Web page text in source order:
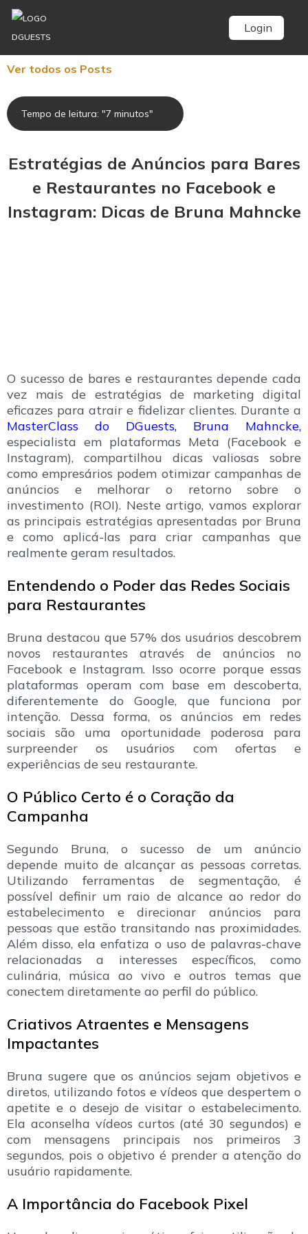
Login
Ver todos os Posts
Tempo de leitura: "7 minutos"
Estratégias de Anúncios para Bares
e Restaurantes no Facebook e
Instagram: Dicas de Bruna Mahncke
O sucesso de bares e restaurantes depende cada
vez mais de estratégias de marketing digital
eficazes para atrair e fidelizar clientes. Durante a
MasterClass do DGuests, Bruna Mahncke,
especialista em plataformas Meta (Facebook e
Instagram), compartilhou dicas valiosas sobre
como empresários podem otimizar campanhas de
anúncios e melhorar o retorno sobre o
investimento (ROI). Neste artigo, vamos explorar
as principais estratégias apresentadas por Bruna
e como aplicá-las para criar campanhas que
realmente geram resultados.
Entendendo o Poder das Redes Sociais
para Restaurantes
Bruna destacou que 57% dos usuários descobrem
novos restaurantes através de anúncios no
Facebook e Instagram. Isso ocorre porque essas
plataformas operam com base em descoberta,
diferentemente do Google, que funciona por
intenção. Dessa forma, os anúncios em redes
sociais são uma oportunidade poderosa para
surpreender os usuários com ofertas e
experiências de seu restaurante.
O Público Certo é o Coração da
Campanha
Segundo Bruna, o sucesso de um anúncio
depende muito de alcançar as pessoas corretas.
Utilizando ferramentas de segmentação, é
possível definir um raio de alcance ao redor do
estabelecimento e direcionar anúncios para
pessoas que estão transitando nas proximidades.
Além disso, ela enfatiza o uso de palavras-chave
relacionadas a interesses específicos, como
culinária, música ao vivo e outros temas que
conectem diretamente ao perfil do público.
Criativos Atraentes e Mensagens
Impactantes
Bruna sugere que os anúncios sejam objetivos e
diretos, utilizando fotos e vídeos que despertem o
apetite e o desejo de visitar o estabelecimento.
Ela aconselha vídeos curtos (até 30 segundos) e
com mensagens principais nos primeiros 3
segundos, pois o objetivo é prender a atenção do
usuário rapidamente.
A Importância do Facebook Pixel